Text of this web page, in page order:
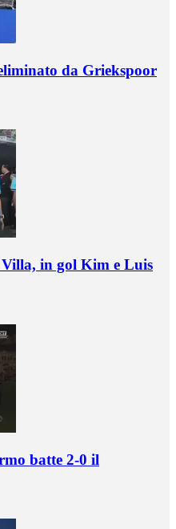
da Griekspoor
in gol Kim e Luis
batte 2-0 il